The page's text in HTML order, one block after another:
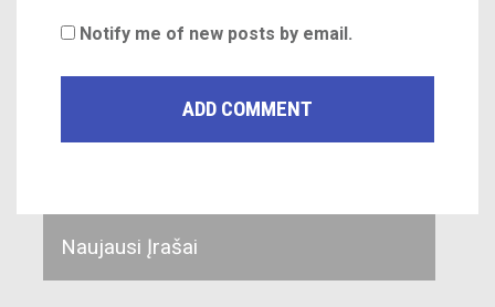
Notify me of new posts by email.
Naujausi Įrašai